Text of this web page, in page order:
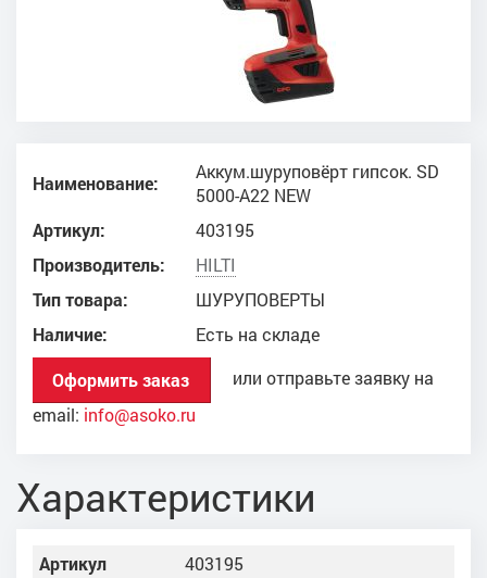
Наименование:
Аккум.шуруповёрт гипсок. SD
5000-A22 NEW
Артикул:
403195
Производитель:
HILTI
Тип товара:
ШУРУПОВЕРТЫ
Наличие:
Есть на складе
Оформить заказ
или отправьте заявку на
email: info@asoko.ru
Характеристики
Артикул 403195